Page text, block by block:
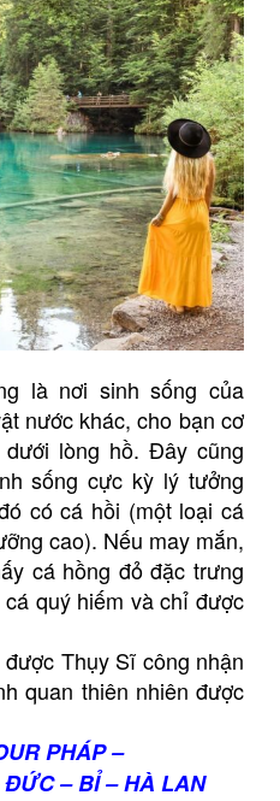
là nơi sinh sống của
nước khác, cho bạn cơ
lòng hồ. Đây cũng
sống cực kỳ lý tưởng
có cá hồi (một loại cá
cao). Nếu may mắn,
cá hồng đỏ đặc trưng
quý hiếm và chỉ được
Thụy Sĩ công nhận
quan thiên nhiên được
PHÁP –
– BỈ – HÀ LAN